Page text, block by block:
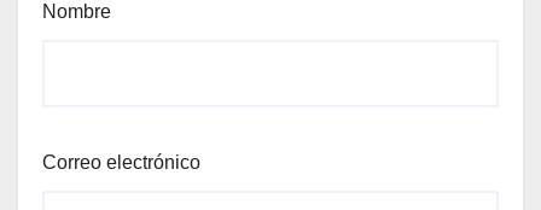
Nombre
Correo electrónico